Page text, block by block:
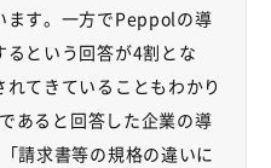
ます。一方でPeppolの導
るという回答が4割とな
てきていることもわかり
あると回答した企業の導
請求書等の規格の違いに